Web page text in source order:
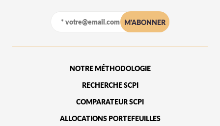
NOTRE MÉTHODOLOGIE
RECHERCHE SCPI
COMPARATEUR SCPI
ALLOCATIONS PORTEFEUILLES